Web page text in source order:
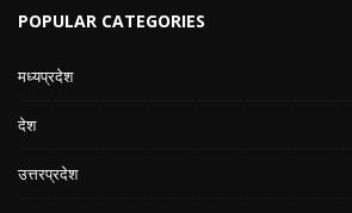
POPULAR CATEGORIES
मध्यप्रदेश
देश
उत्तरप्रदेश